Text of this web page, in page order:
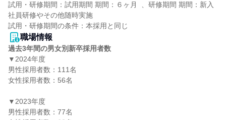
試用・研修期間：試用期間 期間：６ヶ月  、研修期間 期間：新入
社員研修やその他随時実施
職場情報
過去3年間の男女別新卒採用者数
▼2024年度
男性採用者数：111名
女性採用者数：56名
▼2023年度
男性採用者数：77名